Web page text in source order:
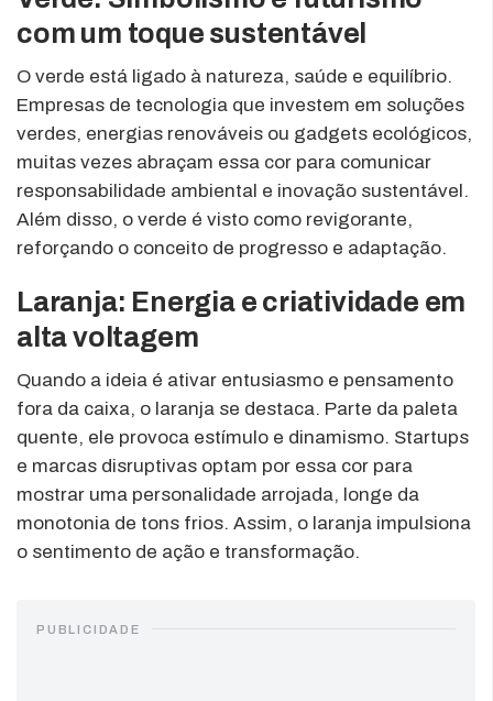
com um toque sustentável
O verde está ligado à natureza, saúde e equilíbrio.
Empresas de tecnologia que investem em soluções
verdes, energias renováveis ou gadgets ecológicos,
muitas vezes abraçam essa cor para comunicar
responsabilidade ambiental e inovação sustentável.
Além disso, o verde é visto como revigorante,
reforçando o conceito de progresso e adaptação.
Laranja: Energia e criatividade em
alta voltagem
Quando a ideia é ativar entusiasmo e pensamento
fora da caixa, o laranja se destaca. Parte da paleta
quente, ele provoca estímulo e dinamismo. Startups
e marcas disruptivas optam por essa cor para
mostrar uma personalidade arrojada, longe da
monotonia de tons frios. Assim, o laranja impulsiona
o sentimento de ação e transformação.
PUBLICIDADE